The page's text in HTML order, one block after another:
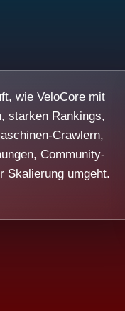
wie VeloCore mit
starken Rankings,
Crawlern,
Community-
Skalierung umgeht.